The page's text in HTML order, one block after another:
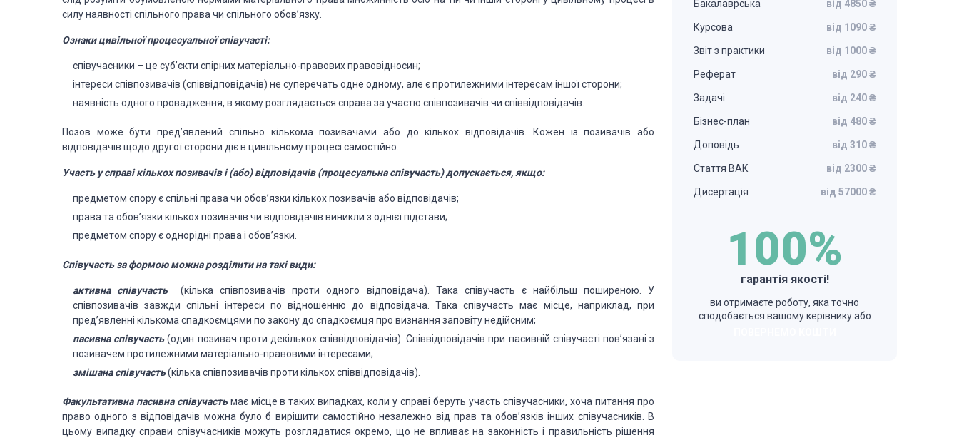
силу наявності спільного права чи спільного обов’язку.
Ознаки цивільної процесуальної співучасті:
співучасники – це суб’єкти спірних матеріально-правових правовідносин;
інтереси співпозивачів (співвідповідачів) не суперечать одне одному, але є протилежними інтересам іншої сторони;
наявність одного провадження, в якому розглядається справа за участю співпозивачів чи співвідповідачів.
Позов може бути пред’явлений спільно кількома позивачами або до кількох відповідачів. Кожен із позивачів або
відповідачів щодо другої сторони діє в цивільному процесі самостійно.
Участь у справі кількох позивачів і (або) відповідачів (процесуальна співучасть) допускається, якщо:
предметом спору є спільні права чи обов’язки кількох позивачів або відповідачів;
права та обов’язки кількох позивачів чи відповідачів виникли з однієї підстави;
предметом спору є однорідні права і обов’язки.
Співучасть за формою можна розділити на такі види:
активна співучасть
(кілька співпозивачів проти одного відповідача). Така співучасть є найбільш поширеною. У
співпозивачів завжди спільні інтереси по відношенню до відповідача. Така співучасть має місце, наприклад, при
пред’явленні кількома спадкоємцями по закону до спадкоємця про визнання заповіту недійсним;
пасивна співучасть(один позивач проти декількох співвідповідачів). Співвідповідачів при пасивній співучасті пов’язані з
позивачем протилежними матеріально-правовими інтересами;
змішана співучасть(кілька співпозивачів проти кількох співвідповідачів).
Факультативна пасивна співучастьмає місце в таких випадках, коли у справі беруть участь співучасники, хоча питання про
право одного з відповідачів можна було б вирішити самостійно незалежно від прав та обов’язків інших співучасників. В
цьому випадку справи співучасників можуть розглядатися окремо, що не впливає на законність і правильність рішення
Бакалаврська від 4850 ₴
Курсова від 1090 ₴
Звіт з практики від 1000 ₴
Реферат від 290 ₴
Задачі від 240 ₴
Бізнес-план від 480 ₴
Доповідь від 310 ₴
Стаття ВАК від 2300 ₴
Дисертація від 57000 ₴
100%
гарантія якості!
ви отримаєте роботу, яка точно
сподобається вашому керівнику або